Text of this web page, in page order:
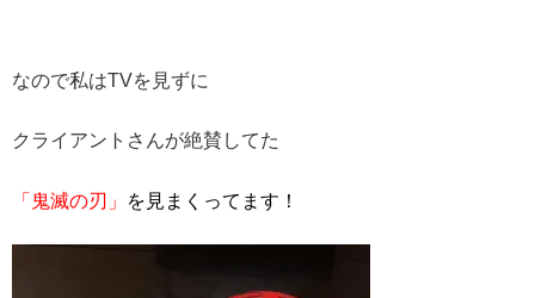
なので私はTVを見ずに
クライアントさんが絶賛してた
「鬼滅の刃」 を見まくってます！